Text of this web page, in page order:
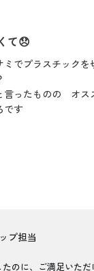
て😞
でプラスチック
ったものの オス
です
プ担当
のに、ご満足いた